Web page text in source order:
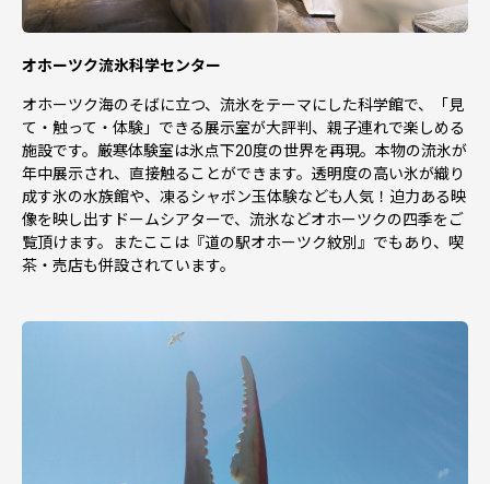
オホーツク流氷科学センター
オホーツク海のそばに立つ、流氷をテーマにした科学館で、「見
て・触って・体験」できる展示室が大評判、親子連れで楽しめる
施設です。厳寒体験室は氷点下20度の世界を再現。本物の流氷が
年中展示され、直接触ることができます。透明度の高い氷が織り
成す氷の水族館や、凍るシャボン玉体験なども人気！迫力ある映
像を映し出すドームシアターで、流氷などオホーツクの四季をご
覧頂けます。またここは『道の駅オホーツク紋別』でもあり、喫
茶・売店も併設されています。